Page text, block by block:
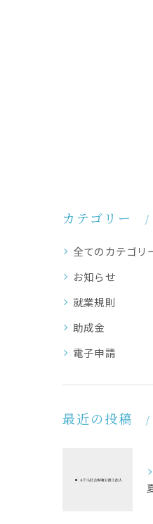
カテゴリー
全てのカテゴリ
お知らせ
就業規則
助成金
電子申請
最近の投稿